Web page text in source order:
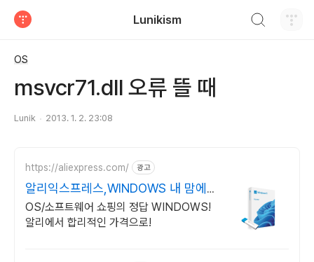
Lunikism
OS
msvcr71.dll 오류 뜰 때
Lunik 2013. 1. 2. 23:08
https://aliexpress.com/ 광고
알리익스프레스,WINDOWS 내 맘에
쏙드는 오늘의 특가
OS/소프트웨어 쇼핑의 정답 WINDOWS!
알리에서 합리적인 가격으로!